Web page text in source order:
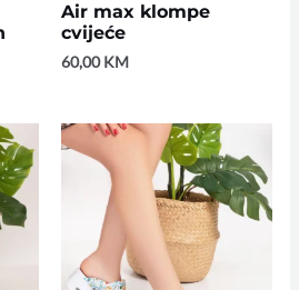
Air max klompe
cvijeće
60,00KM